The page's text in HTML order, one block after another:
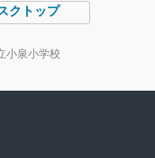
クトップ
小泉小学校